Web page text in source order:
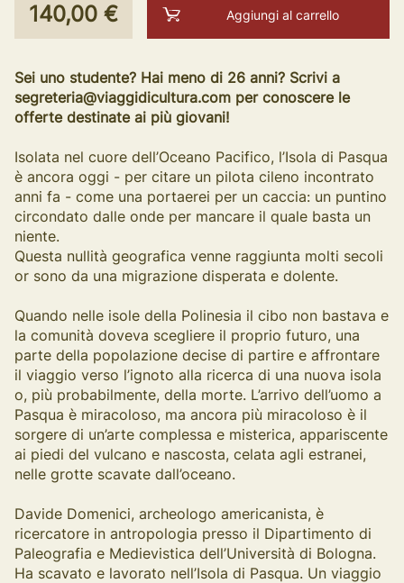
140,00 € Aggiungi al carrello
Sei uno studente? Hai meno di 26 anni? Scrivi a
segreteria@viaggidicultura.com per conoscere le
offerte destinate ai più giovani!
Isolata nel cuore dell’Oceano Pacifico, l’Isola di Pasqua
è ancora oggi - per citare un pilota cileno incontrato
anni fa - come una portaerei per un caccia: un puntino
circondato dalle onde per mancare il quale basta un
niente.
Questa nullità geografica venne raggiunta molti secoli
or sono da una migrazione disperata e dolente.
Quando nelle isole della Polinesia il cibo non bastava e
la comunità doveva scegliere il proprio futuro, una
parte della popolazione decise di partire e affrontare
il viaggio verso l’ignoto alla ricerca di una nuova isola
o, più probabilmente, della morte. L’arrivo dell’uomo a
Pasqua è miracoloso, ma ancora più miracoloso è il
sorgere di un’arte complessa e misterica, appariscente
ai piedi del vulcano e nascosta, celata agli estranei,
nelle grotte scavate dall’oceano.
Davide Domenici, archeologo americanista, è
ricercatore in antropologia presso il Dipartimento di
Paleografia e Medievistica dell’Università di Bologna.
Ha scavato e lavorato nell’Isola di Pasqua. Un viaggio